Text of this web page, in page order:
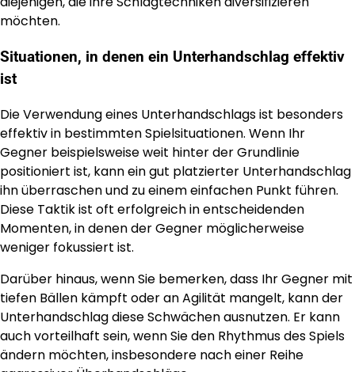
möchten.
Situationen, in denen ein Unterhandschlag effektiv
ist
Die Verwendung eines Unterhandschlags ist besonders
effektiv in bestimmten Spielsituationen. Wenn Ihr
Gegner beispielsweise weit hinter der Grundlinie
positioniert ist, kann ein gut platzierter Unterhandschlag
ihn überraschen und zu einem einfachen Punkt führen.
Diese Taktik ist oft erfolgreich in entscheidenden
Momenten, in denen der Gegner möglicherweise
weniger fokussiert ist.
Darüber hinaus, wenn Sie bemerken, dass Ihr Gegner mit
tiefen Bällen kämpft oder an Agilität mangelt, kann der
Unterhandschlag diese Schwächen ausnutzen. Er kann
auch vorteilhaft sein, wenn Sie den Rhythmus des Spiels
ändern möchten, insbesondere nach einer Reihe